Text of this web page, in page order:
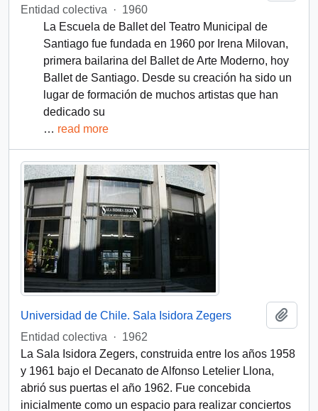
Entidad colectiva
· 1960
La Escuela de Ballet del Teatro Municipal de
Santiago fue fundada en 1960 por Irena Milovan,
primera bailarina del Ballet de Arte Moderno, hoy
Ballet de Santiago. Desde su creación ha sido un
lugar de formación de muchos artistas que han
dedicado su
… read more
Universidad de Chile. Sala Isidora Zegers
Entidad colectiva
· 1962
La Sala Isidora Zegers, construida entre los años 1958
y 1961 bajo el Decanato de Alfonso Letelier Llona,
abrió sus puertas el año 1962. Fue concebida
inicialmente como un espacio para realizar conciertos